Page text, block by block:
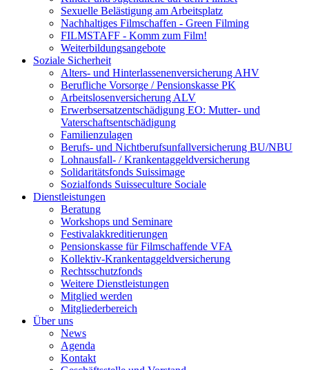
Sexuelle Belästigung am Arbeitsplatz
Nachhaltiges Filmschaffen - Green Filming
FILMSTAFF - Komm zum Film!
Weiterbildungsangebote
Soziale Sicherheit
Alters- und Hinterlassenenversicherung AHV
Berufliche Vorsorge / Pensionskasse PK
Arbeitslosenversicherung ALV
Erwerbsersatzentschädigung EO: Mutter- und
Vaterschaftsentschädigung
Familienzulagen
Berufs- und Nichtberufsunfallversicherung BU/NBU
Lohnausfall- / Krankentaggeldversicherung
Solidaritätsfonds Suissimage
Sozialfonds Suisseculture Sociale
Dienstleistungen
Beratung
Workshops und Seminare
Festivalakkreditierungen
Pensionskasse für Filmschaffende VFA
Kollektiv-Krankentaggeldversicherung
Rechtsschutzfonds
Weitere Dienstleistungen
Mitglied werden
Mitgliederbereich
Über uns
News
Agenda
Kontakt